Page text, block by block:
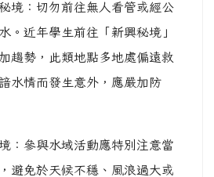
境：切勿前往無人看管或經公
。近年學生前往「新興秘境」
趨勢，此類地點多地處偏遠救
水情而發生意外，應嚴加防
：參與水域活動應特別注意當
避免於天候不穩、風浪過大或